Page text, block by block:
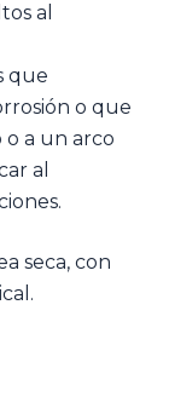
al
que
o que
o a un arco
al
seca, con